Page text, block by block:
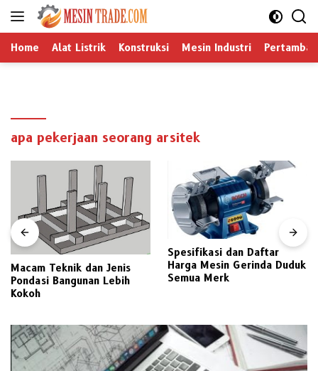
Langsung
Home Alat Listrik Konstruksi Mesin Industri
apa pekerjaan seorang arsitek
Macam Teknik dan Jenis
Pondasi Bangunan Lebih
Kokoh
Spesifikasi dan Daftar
Harga Mesin Gerinda Duduk
Semua Merk